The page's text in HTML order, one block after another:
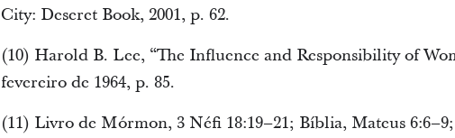
City: Deseret Book, 2001, p. 62.
(10) Harold B. Lee, “The Influence and Responsibility of
fevereiro de 1964, p. 85.
(11) Livro de Mórmon, 3 Néfi 18:19–21; Bíblia, Mateus